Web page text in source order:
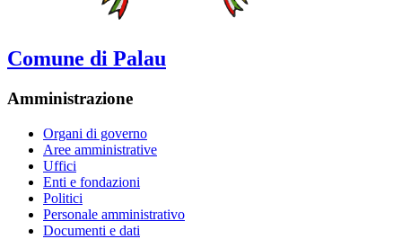
Comune di Palau
Amministrazione
Organi di governo
Aree amministrative
Uffici
Enti e fondazioni
Politici
Personale amministrativo
Documenti e dati